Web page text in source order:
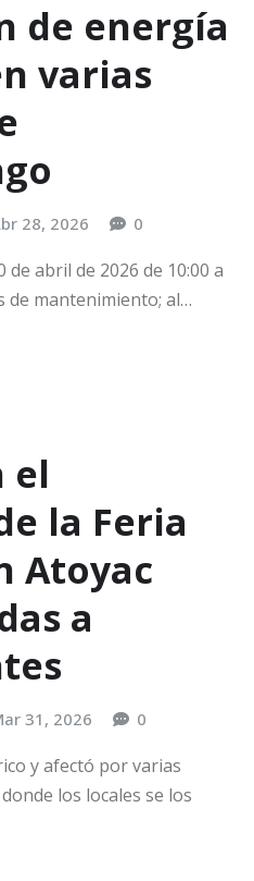
de energía
varias
28, 2026 0
abril de 2026 de 10:00 a
de mantenimiento; al…
el
la Feria
Atoyac
a
31, 2026 0
y afectó por varias
los locales se los